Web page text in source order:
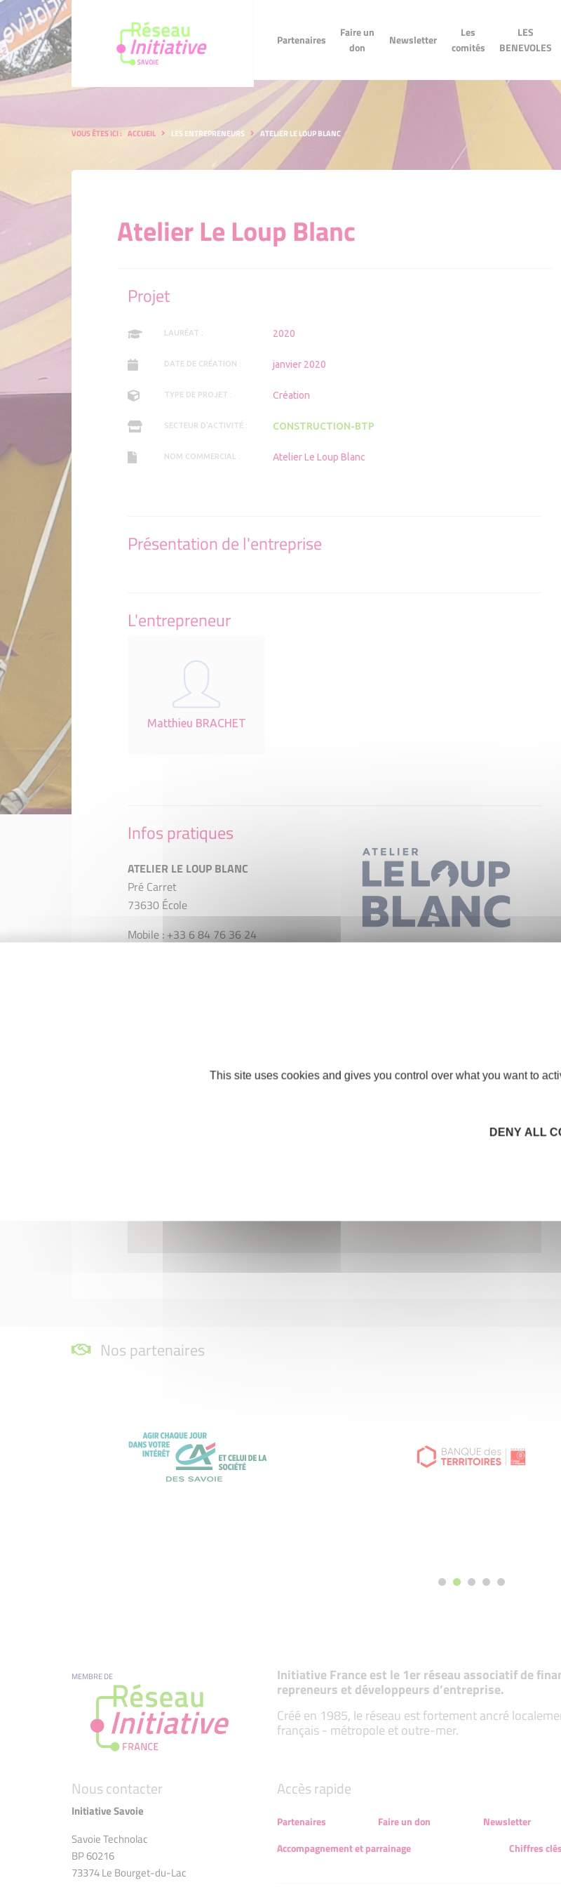
Partenaires
Faire un
don
Newsletter
Les
comités
LES
BENEVOLES
Newsletter Les comités
BENEVOLES
VOUS ÊTES ICI : ACCUEIL LES ENTREPRENEURS ATELIER LE LOUP BLANC
Atelier Le Loup Blanc
Projet
LAURÉAT : 2020
DATE DE CRÉATION : janvier 2020
TYPE DE PROJET : Création
SECTEUR D'ACTIVITÉ : CONSTRUCTION-BTP
NOM COMMERCIAL : Atelier Le Loup Blanc
Présentation de l'entreprise
L'entrepreneur
Matthieu BRACHET
Infos pratiques
ATELIER LE LOUP BLANC
Pré Carret
73630 École
Mobile : +33 6 84 76 36 24
Nos partenaires
MEMBRE DE Initiative France est le 1er réseau associatif de
repreneurs et développeurs d’entreprise.
Créé en 1985, le réseau est fortement ancré
français - métropole et outre-mer.
Nous contacter
Initiative Savoie
Savoie Technolac
BP 60216
73374 Le Bourget-du-Lac
Accès rapide
Partenaires Faire un don Newsletter
Accompagnement et parrainage
Chiffres clés
This site uses cookies and gives you control over what you want to
DENY ALL